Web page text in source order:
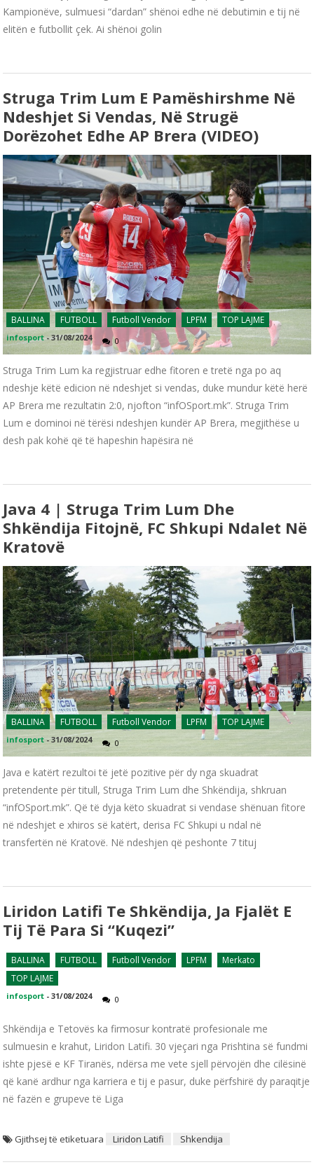
Kampionëve, sulmuesi “dardan” shënoi edhe në debutimin e tij në
elitën e futbollit çek. Ai shënoi golin
Struga Trim Lum E Pamëshirshme Në
Ndeshjet Si Vendas, Në Strugë
Dorëzohet Edhe AP Brera (VIDEO)
BALLINA FUTBOLL Futboll Vendor LPFM TOP LAJME
infosport -31/08/2024 0
Struga Trim Lum ka regjistruar edhe fitoren e tretë nga po aq
ndeshje këtë edicion në ndeshjet si vendas, duke mundur këtë herë
AP Brera me rezultatin 2:0, njofton “infOSport.mk”. Struga Trim
Lum e dominoi në tërësi ndeshjen kundër AP Brera, megjithëse u
desh pak kohë që të hapeshin hapësira në
Java 4 | Struga Trim Lum Dhe
Shkëndija Fitojnë, FC Shkupi Ndalet Në
Kratovë
BALLINA FUTBOLL Futboll Vendor LPFM TOP LAJME
infosport -31/08/2024 0
Java e katërt rezultoi të jetë pozitive për dy nga skuadrat
pretendente për titull, Struga Trim Lum dhe Shkëndija, shkruan
“infOSport.mk”. Që të dyja këto skuadrat si vendase shënuan fitore
në ndeshjet e xhiros së katërt, derisa FC Shkupi u ndal në
transfertën në Kratovë. Në ndeshjen që peshonte 7 tituj
Liridon Latifi Te Shkëndija, Ja Fjalët E
Tij Të Para Si “kuqezi”
BALLINA FUTBOLL Futboll Vendor LPFM
Merkato
TOP LAJME
infosport -31/08/2024 0
Shkëndija e Tetovës ka firmosur kontratë profesionale me
sulmuesin e krahut, Liridon Latifi. 30 vjeçari nga Prishtina së fundmi
ishte pjesë e KF Tiranës, ndërsa me vete sjell përvojën dhe cilësinë
që kanë ardhur nga karriera e tij e pasur, duke përfshirë dy paraqitje
në fazën e grupeve të Liga
Gjithsej të etiketuara Liridon Latifi Shkendija